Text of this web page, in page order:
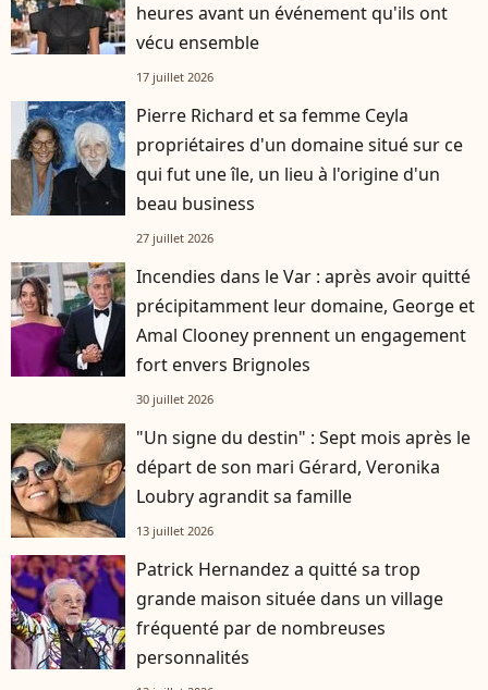
heures avant un événement qu'ils ont
vécu ensemble
17 juillet 2026
Pierre Richard et sa femme Ceyla
propriétaires d'un domaine situé sur ce
qui fut une île, un lieu à l'origine d'un
beau business
27 juillet 2026
Incendies dans le Var : après avoir quitté
précipitamment leur domaine, George et
Amal Clooney prennent un engagement
fort envers Brignoles
30 juillet 2026
"Un signe du destin" : Sept mois après le
départ de son mari Gérard, Veronika
Loubry agrandit sa famille
13 juillet 2026
Patrick Hernandez a quitté sa trop
grande maison située dans un village
fréquenté par de nombreuses
personnalités